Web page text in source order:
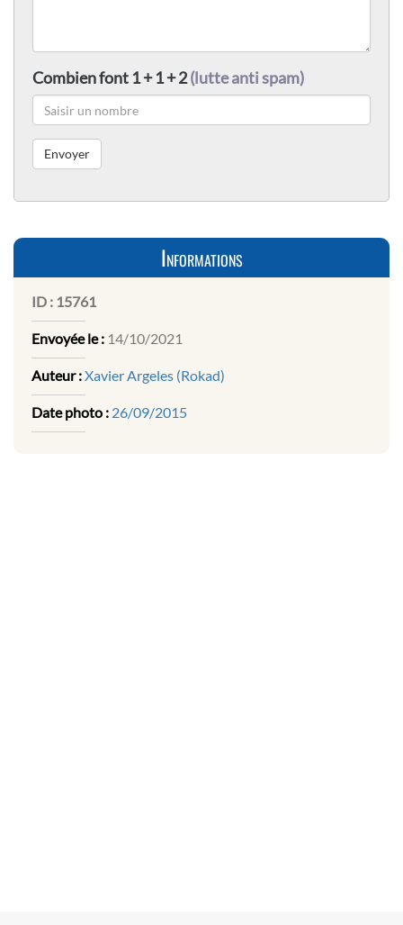
Combien font 1 + 1 + 2(lutte anti spam)
Informations
ID : 15761
Envoyée le : 14/10/2021
Auteur :Xavier Argeles (Rokad)
Date photo : 26/09/2015